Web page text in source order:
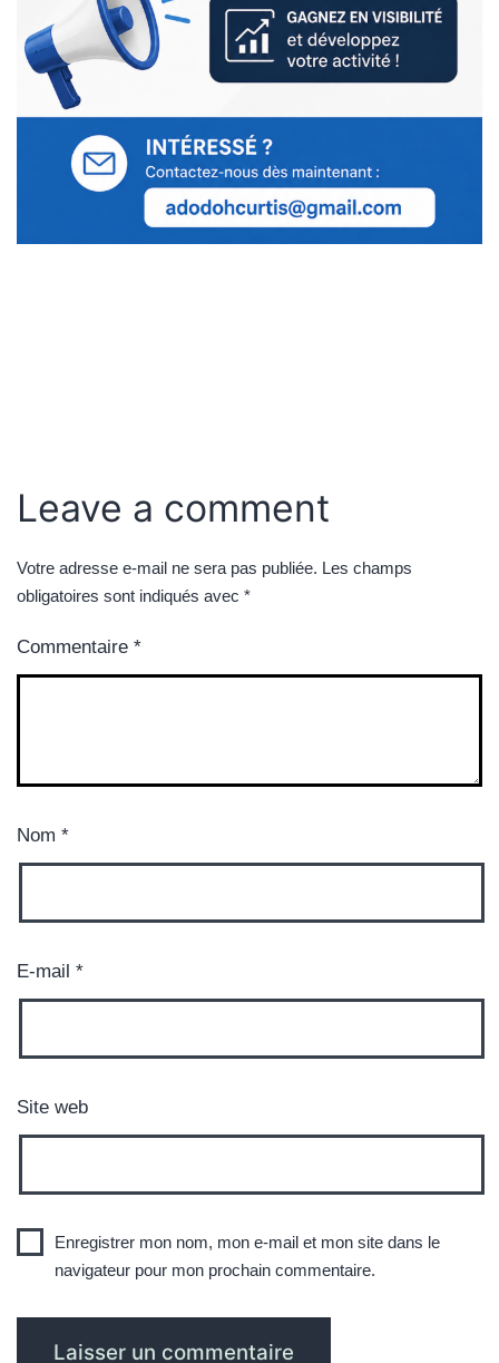
Leave a comment
Votre adresse e-mail ne sera pas publiée. Les champs
obligatoires sont indiqués avec *
Commentaire *
Nom *
E-mail *
Site web
Enregistrer mon nom, mon e-mail et mon site dans le
navigateur pour mon prochain commentaire.